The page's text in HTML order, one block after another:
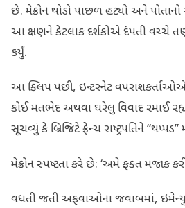
છે. મેક્રોન થોડો પાછળ હટ્યો અને પોતાનો
આ ક્ષણને કેટલાક દર્શકોએ દંપતી વચ્ચે
કર્યું.
આ ક્લિપ પછી, ઇન્ટરનેટ
કોઈ મતભેદ અથવા ઘરેલુ વિવાદ રમાઈ
સૂચવ્યું કે બ્રિજિટે ફ્રેન્ચ રાષ્ટ્રપતિને “થપ્પડ”
મેક્રોન સ્પષ્ટતા કરે છે: ‘અમે ફક્ત મજાક
વધતી જતી અફવાઓના જવાબમાં,